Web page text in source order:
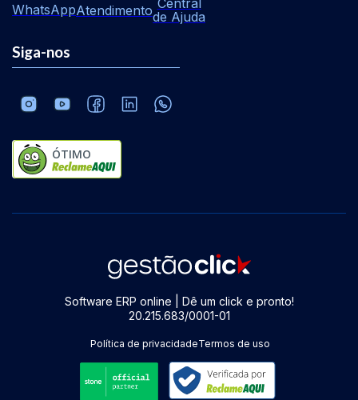
WhatsAppAtendimento Central
de Ajuda
Siga-nos
ÓTIMO
Software ERP online | Dê um click e pronto!
20.215.683/0001-01
Política de privacidadeTermos de uso